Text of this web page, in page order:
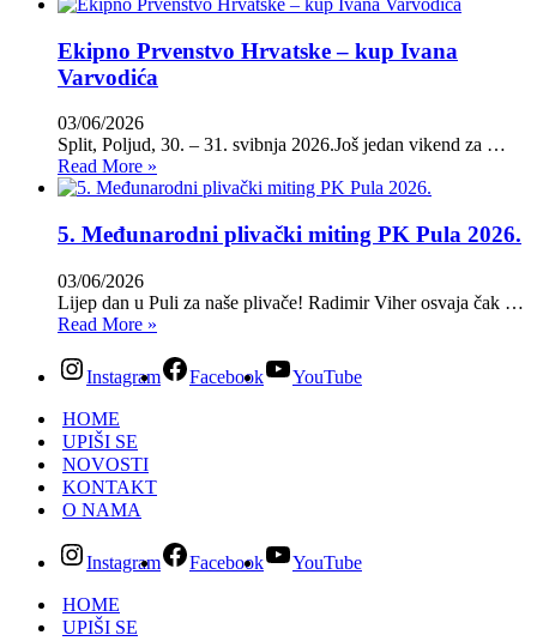
Ekipno Prvenstvo Hrvatske – kup Ivana
Varvodića
03/06/2026
Split, Poljud, 30. – 31. svibnja 2026.Još jedan vikend za …
Read More »
5. Međunarodni plivački miting PK Pula 2026.
03/06/2026
Lijep dan u Puli za naše plivače! Radimir Viher osvaja čak …
Read More »
Instagram Facebook YouTube
HOME
UPIŠI SE
NOVOSTI
KONTAKT
O NAMA
Instagram Facebook YouTube
HOME
UPIŠI SE